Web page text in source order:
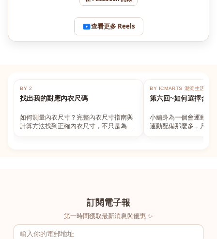
查看更多 Reels
BY 2
找出我的對應內衣尺碼
如何測量內衣尺寸？完整內衣尺寸指南與
計算方法找到正確內衣尺寸，不只是為了
BY ICMARTS 潮流生活百貨
第六回~如何選擇合適
小編身為一個會運動的
運動配備那麼多，凡舉
訂閱電子報
第一時間獲取最新消息與優惠 ✨